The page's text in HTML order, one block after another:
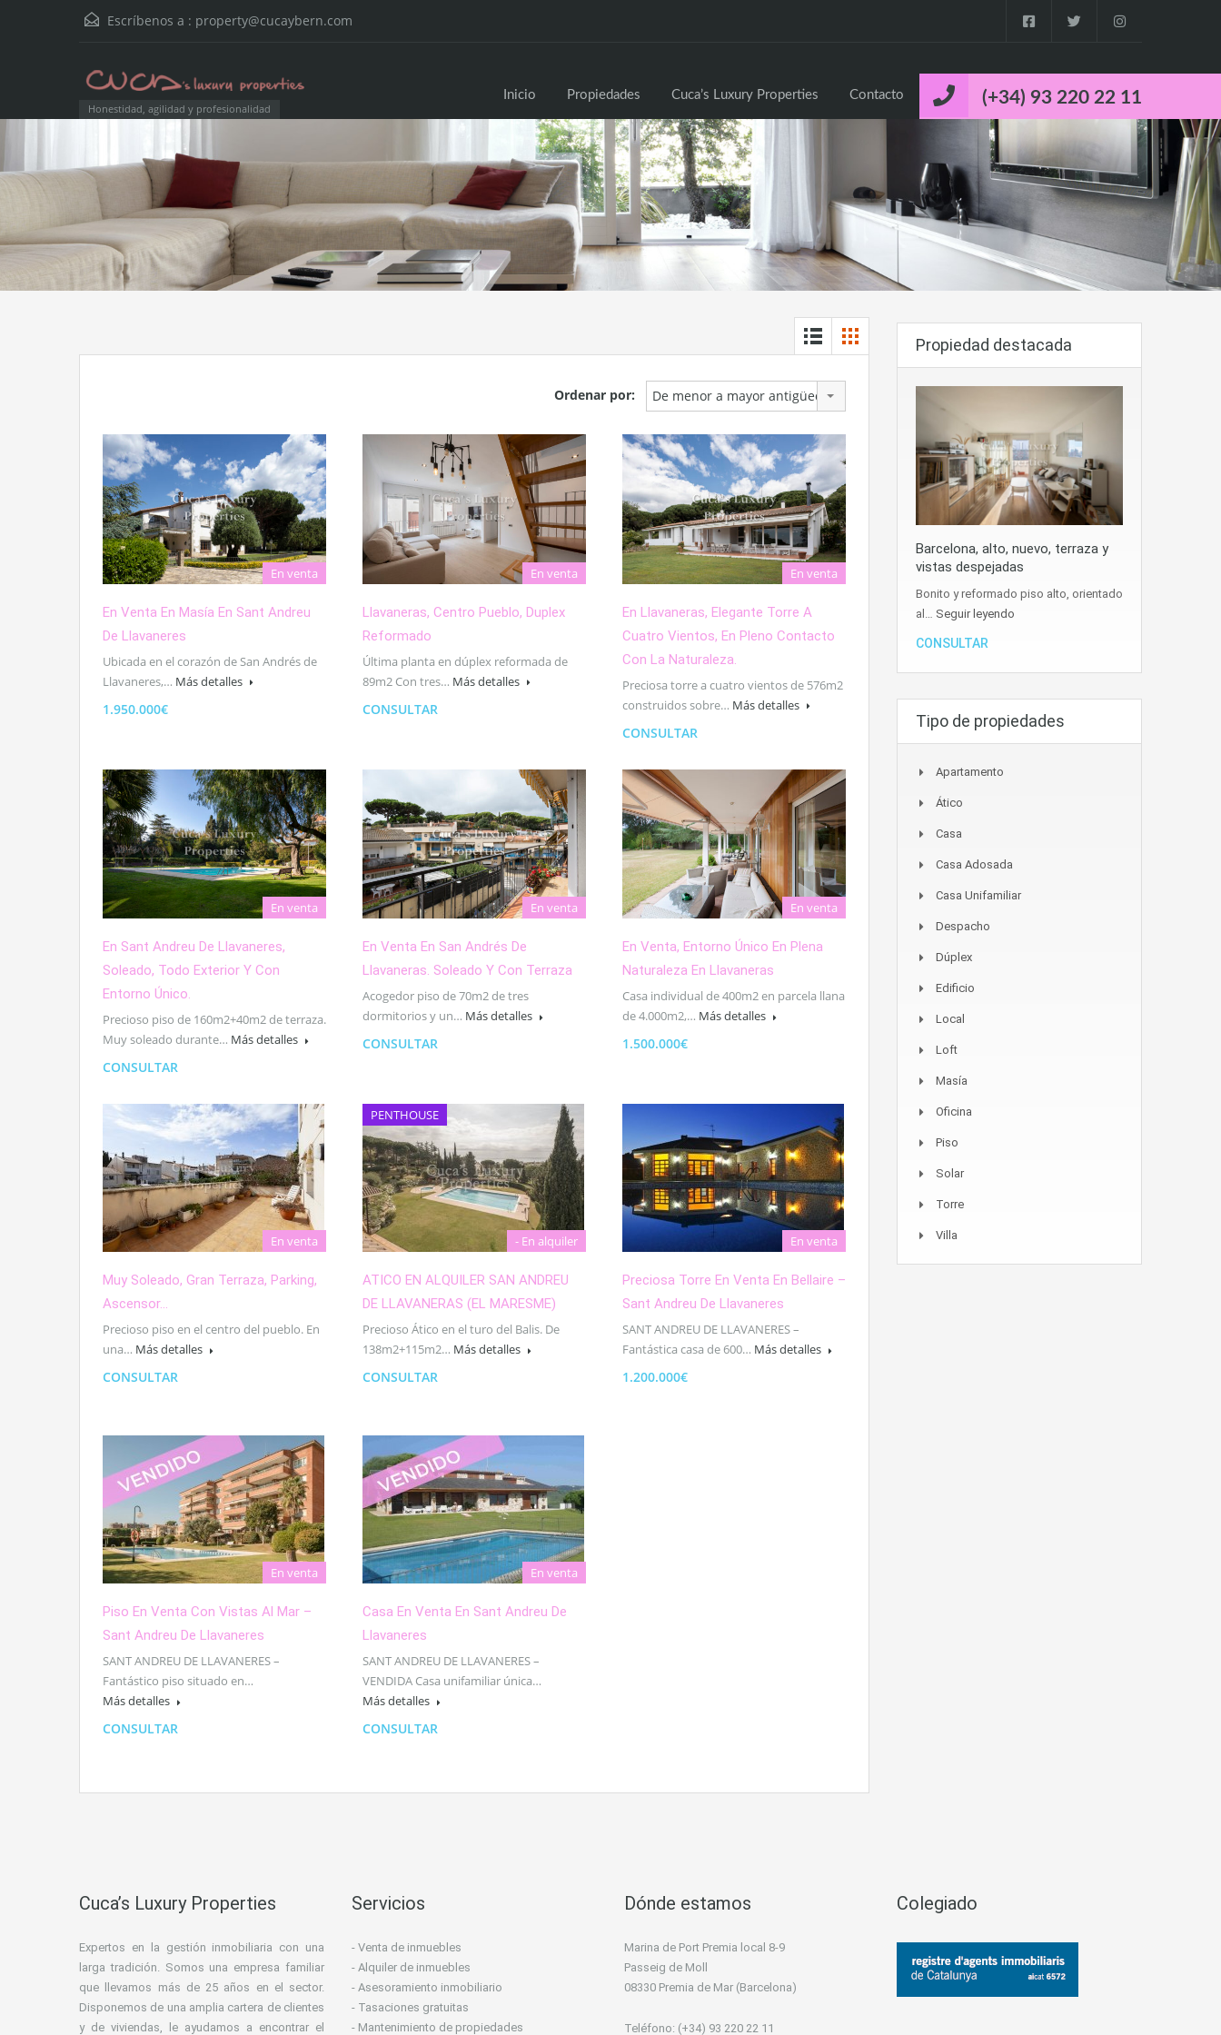
Escríbenos a : property@cucaybern.com
Honestidad, agilidad y profesionalidad
(+34) 93 220 22 11
Inicio Propiedades Cuca’s Luxury Properties Contacto
Ordenar por: De menor a mayor antigüedad
En venta
En Venta En Masía En Sant Andreu
De Llavaneres
Ubicada en el corazón de San Andrés de
Llavaneres,… Más detalles
1.950.000€
En venta
Llavaneras, Centro Pueblo, Duplex
Reformado
Última planta en dúplex reformada de
89m2 Con tres… Más detalles
CONSULTAR
En venta
En Llavaneras, Elegante Torre A
Cuatro Vientos, En Pleno Contacto
Con La Naturaleza.
Preciosa torre a cuatro vientos de 576m2
construidos sobre… Más detalles
CONSULTAR
En venta
En Sant Andreu De Llavaneres,
Soleado, Todo Exterior Y Con
Entorno Único.
Precioso piso de 160m2+40m2 de terraza.
Muy soleado durante… Más detalles
CONSULTAR
En venta
En Venta En San Andrés De
Llavaneras. Soleado Y Con Terraza
Acogedor piso de 70m2 de tres
dormitorios y un… Más detalles
CONSULTAR
En venta
En Venta, Entorno Único En Plena
Naturaleza En Llavaneras
Casa individual de 400m2 en parcela llana
de 4.000m2,… Más detalles
1.500.000€
En venta
Muy Soleado, Gran Terraza, Parking,
Ascensor…
Precioso piso en el centro del pueblo. En
una… Más detalles
CONSULTAR
PENTHOUSE
- En alquiler
ATICO EN ALQUILER SAN ANDREU
DE LLAVANERAS (EL MARESME)
Precioso Ático en el turo del Balis. De
138m2+115m2… Más detalles
CONSULTAR
En venta
Preciosa Torre En Venta En Bellaire –
Sant Andreu De Llavaneres
SANT ANDREU DE LLAVANERES –
Fantástica casa de 600… Más detalles
1.200.000€
En venta
Piso En Venta Con Vistas Al Mar –
Sant Andreu De Llavaneres
SANT ANDREU DE LLAVANERES –
Fantástico piso situado en…
Más detalles
CONSULTAR
En venta
Casa En Venta En Sant Andreu De
Llavaneres
SANT ANDREU DE LLAVANERES –
VENDIDA Casa unifamiliar única…
Más detalles
CONSULTAR
Propiedad destacada
Barcelona, alto, nuevo, terraza y
vistas despejadas
Bonito y reformado piso alto, orientado
al… Seguir leyendo
CONSULTAR
Tipo de propiedades
Apartamento
Ático
Casa
Casa Adosada
Casa Unifamiliar
Despacho
Dúplex
Edificio
Local
Loft
Masía
Oficina
Piso
Solar
Torre
Villa
Cuca’s Luxury Properties
Expertos en la gestión inmobiliaria con una
larga tradición. Somos una empresa familiar
que llevamos más de 25 años en el sector.
Disponemos de una amplia cartera de clientes
y de viviendas, le ayudamos a encontrar el
Servicios
- Venta de inmuebles
- Alquiler de inmuebles
- Asesoramiento inmobiliario
- Tasaciones gratuitas
- Mantenimiento de propiedades
Dónde estamos
Marina de Port Premia local 8-9
Passeig de Moll
08330 Premia de Mar (Barcelona)
Teléfono: (+34) 93 220 22 11
Colegiado